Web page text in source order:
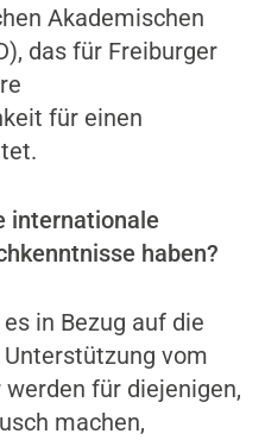
Akademischen
das für Freiburger
für einen
internationale
haben?
in Bezug auf die
vom
für diejenigen,
machen,